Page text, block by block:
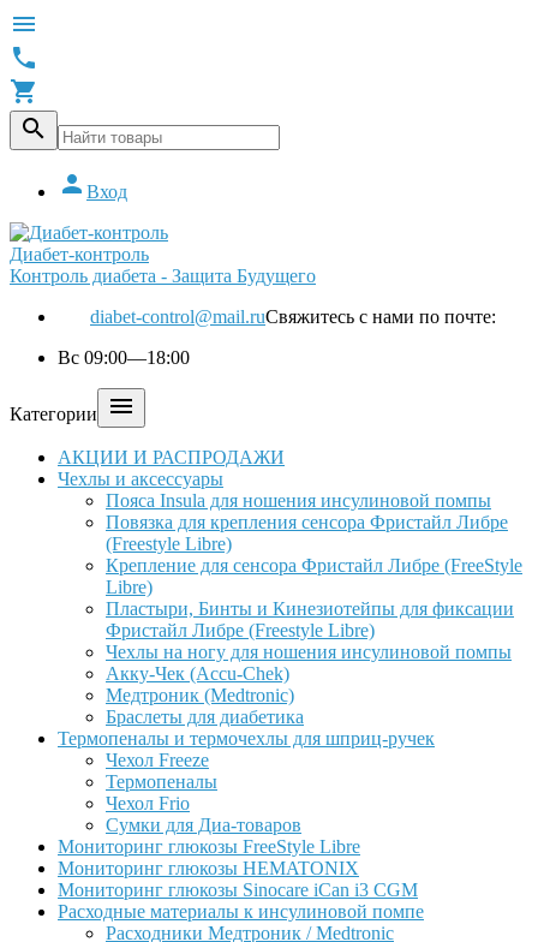




 Вход
Диабет-контроль
Контроль диабета - Защита Будущего
diabet-control@mail.ruСвяжитесь с нами по почте:
Вс 09:00—18:00
Категории 
АКЦИИ И РАСПРОДАЖИ
Чехлы и аксессуары
Пояса Insula для ношения инсулиновой помпы
Повязка для крепления сенсора Фристайл Либре
(Freestyle Libre)
Крепление для сенсора Фристайл Либре (FreeStyle
Libre)
Пластыри, Бинты и Кинезиотейпы для фиксации
Фристайл Либре (Freestyle Libre)
Чехлы на ногу для ношения инсулиновой помпы
Акку-Чек (Accu-Chek)
Медтроник (Medtronic)
Браслеты для диабетика
Термопеналы и термочехлы для шприц-ручек
Чехол Freeze
Термопеналы
Чехол Frio
Сумки для Диа-товаров
Мониторинг глюкозы FreeStyle Libre
Мониторинг глюкозы HEMATONIX
Мониторинг глюкозы Sinocare iCan i3 CGM
Расходные материалы к инсулиновой помпе
Расходники Медтроник / Medtronic